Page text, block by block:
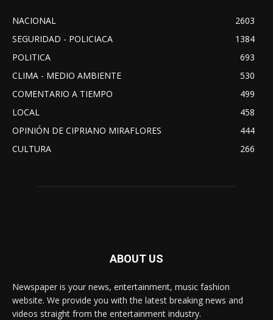
NACIONAL
2603
SEGURIDAD - POLICIACA
1384
POLITICA
693
CLIMA - MEDIO AMBIENTE
530
COMENTARIO A TIEMPO
499
LOCAL
458
OPINIÓN DE CIPRIANO MIRAFLORES
444
CULTURA
266
ABOUT US
Newspaper is your news, entertainment, music fashion
website. We provide you with the latest breaking news and
videos straight from the entertainment industry.